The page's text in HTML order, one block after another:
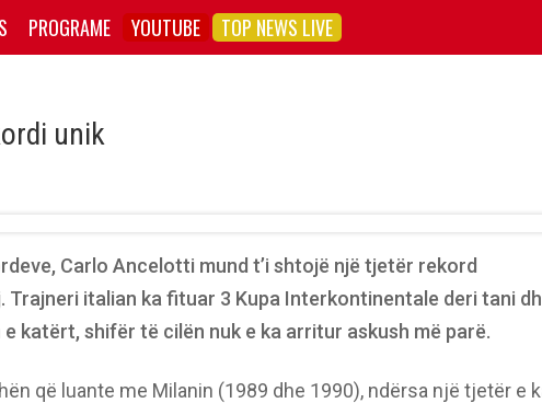
PROGRAME YOUTUBE TOP NEWS LIVE
unik
Carlo Ancelotti mund t’i shtojë një tjetër rekord
Trajneri italian ka fituar 3 Kupa Interkontinentale deri tani
katërt, shifër të cilën nuk e ka arritur askush më parë.
që luante me Milanin (1989 dhe 1990), ndërsa një tjetër e